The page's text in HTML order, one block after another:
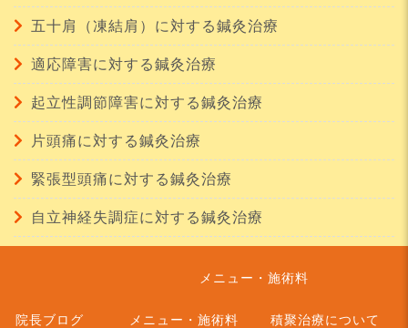
五十肩（凍結肩）に対する鍼灸治療
適応障害に対する鍼灸治療
起立性調節障害に対する鍼灸治療
片頭痛に対する鍼灸治療
緊張型頭痛に対する鍼灸治療
自立神経失調症に対する鍼灸治療
院長ブログ
メニュー・施術料
メニュー・施術料 積聚治療について